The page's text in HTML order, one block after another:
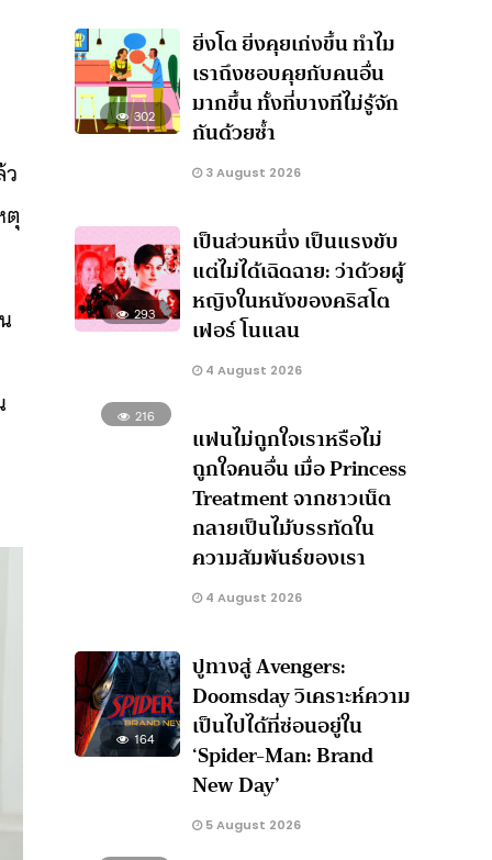
ตุ
302
ยิ่งโต ยิ่งคุยเก่งขึ้น ทำไม
เราถึงชอบคุยกับคนอื่น
มากขึ้น ทั้งที่บางทีไม่รู้จัก
กันด้วยซ้ำ
3 August 2026
293
เป็นส่วนหนึ่ง เป็นแรงขับ
แต่ไม่ได้เฉิดฉาย: ว่าด้วยผู้
หญิงในหนังของคริสโต
เฟอร์ โนแลน
4 August 2026
216
แฟนไม่ถูกใจเราหรือไม่
ถูกใจคนอื่น เมื่อ Princess
Treatment จากชาวเน็ต
กลายเป็นไม้บรรทัดใน
ความสัมพันธ์ของเรา
4 August 2026
164
ปูทางสู่ Avengers:
Doomsday วิเคราะห์ความ
เป็นไปได้ที่ซ่อนอยู่ใน
‘Spider-Man: Brand
New Day’
5 August 2026